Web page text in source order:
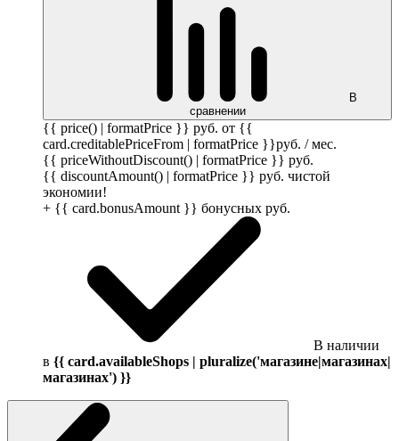
В
сравнении
{{ price() | formatPrice }} руб. от {{
card.creditablePriceFrom | formatPrice }}руб. / мес.
{{ priceWithoutDiscount() | formatPrice }} руб.
{{ discountAmount() | formatPrice }} руб. чистой
экономии!
+ {{ card.bonusAmount }} бонусных руб.
В наличии
в {{ card.availableShops | pluralize('магазине|магазинах|
магазинах') }}